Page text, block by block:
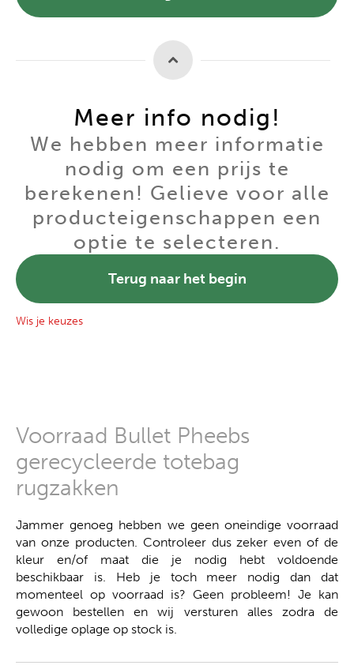
Meer info nodig!
We hebben meer informatie
nodig om een prijs te
berekenen! Gelieve voor alle
producteigenschappen een
optie te selecteren.
Terug naar het begin
Wis je keuzes
Voorraad Bullet Pheebs
gerecycleerde totebag
rugzakken
Jammer genoeg hebben we geen oneindige voorraad
van onze producten. Controleer dus zeker even of de
kleur en/of maat die je nodig hebt voldoende
beschikbaar is. Heb je toch meer nodig dan dat
momenteel op voorraad is? Geen probleem! Je kan
gewoon bestellen en wij versturen alles zodra de
volledige oplage op stock is.